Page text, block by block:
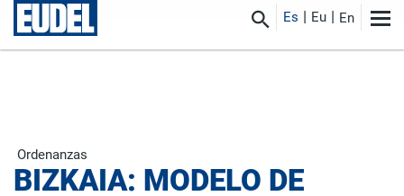
Es Eu En
Ordenanzas
BIZKAIA: MODELO DE